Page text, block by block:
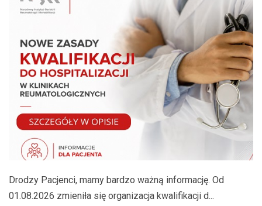
Drodzy Pacjenci, mamy bardzo ważną informację. Od
01.08.2026 zmieniła się organizacja kwalifikacji d...